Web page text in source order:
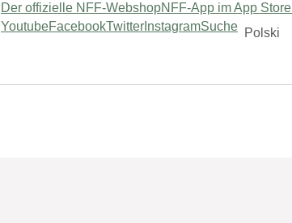
Der offizielle NFF-WebshopNFF-App im App Store
YoutubeFacebookTwitter InstagramSuche Polski